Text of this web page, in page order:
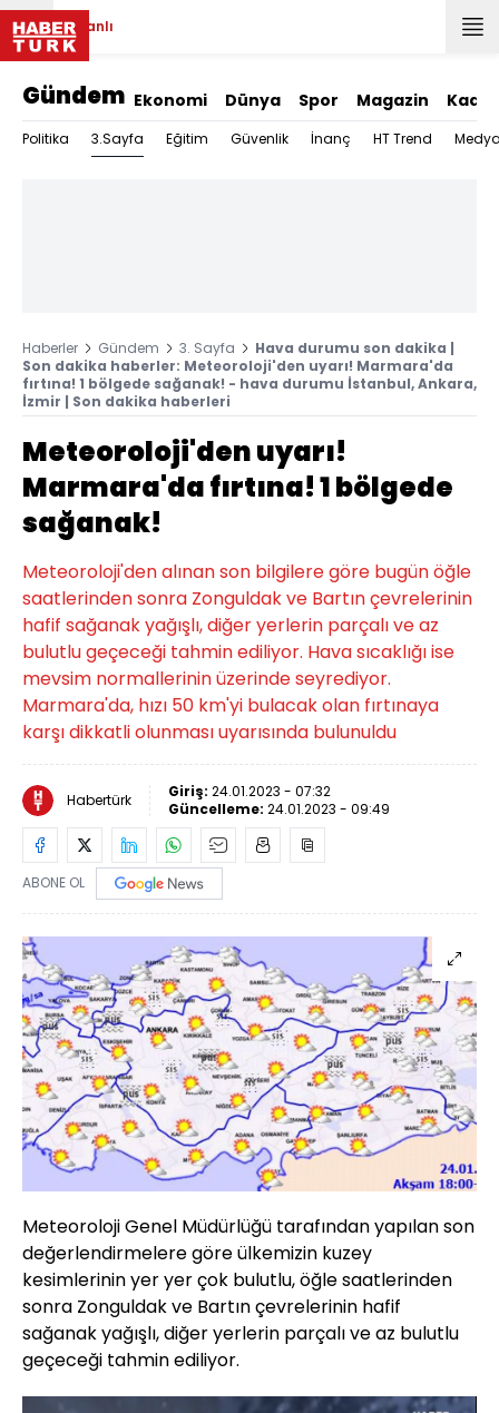
Canlı
Gündem Ekonomi Dünya Spor Magazin Kadın
Politika 3.Sayfa Eğitim Güvenlik İnanç HT Trend
Haberler Gündem 3. Sayfa
Hava durumu son dakika |
Son dakika haberler: Meteoroloji'den uyarı! Marmara'da
fırtına! 1 bölgede sağanak! - hava durumu İstanbul, Ankara,
İzmir | Son dakika haberleri
Meteoroloji'den uyarı!
Marmara'da fırtına! 1 bölgede
sağanak!
Meteoroloji'den alınan son bilgilere göre bugün öğle
saatlerinden sonra Zonguldak ve Bartın çevrelerinin
hafif sağanak yağışlı, diğer yerlerin parçalı ve az
bulutlu geçeceği tahmin ediliyor. Hava sıcaklığı ise
mevsim normallerinin üzerinde seyrediyor.
Marmara'da, hızı 50 km'yi bulacak olan fırtınaya
karşı dikkatli olunması uyarısında bulunuldu
Habertürk Giriş: 24.01.2023 - 07:32
Güncelleme: 24.01.2023 - 09:49
ABONE OL
Meteoroloji Genel Müdürlüğü tarafından yapılan son
değerlendirmelere göre ülkemizin kuzey
kesimlerinin yer yer çok bulutlu, öğle saatlerinden
sonra Zonguldak ve Bartın çevrelerinin hafif
sağanak yağışlı, diğer yerlerin parçalı ve az bulutlu
geçeceği tahmin ediliyor.